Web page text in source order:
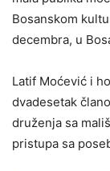
Bosanskom
decembra, u
Latif Moćević i
dvadesetak
druženja sa
pristupa sa